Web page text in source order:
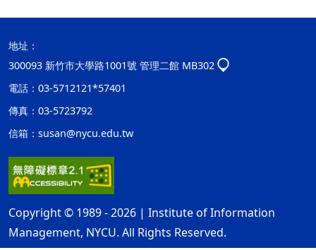
地址：
300093 新竹市大學路1001號 管理二館 MB302
電話：03-5712121*57401
傳真：03-5723792
信箱： susan@nycu.edu.tw
Copyright © 1989 - 2026 | Institute of Information
Management, NYCU. All Rights Reserved.